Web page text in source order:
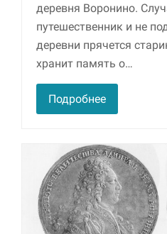
деревня Воронино.
путешественник и не
деревни прячется
хранит память о…
Подробнее